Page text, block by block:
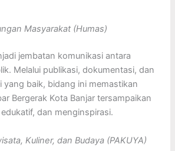
Masyarakat (Humas)
jembatan komunikasi antara
Melalui publikasi, dokumentasi, dan
yang baik, bidang ini memastikan
Bergerak Kota Banjar tersampaikan
dan menginspirasi.
Kuliner, dan Budaya (PAKUYA)